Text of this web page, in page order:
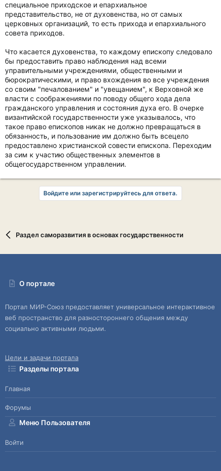
специальное приходское и епархиальное
представительство, не от духовенства, но от самых
церковных организаций, то есть прихода и епархиального
совета приходов.
Что касается духовенства, то каждому епископу следовало
бы предоставить право наблюдения над всеми
управительными учреждениями, общественными и
бюрократическими, и право вхождения во все учреждения
со своим "печалованием" и "увещанием", к Верховной же
власти с соображениями по поводу общего хода дела
гражданского управления и состояния духа его. В очерке
византийской государственности уже указывалось, что
такое право епископов никак не должно превращаться в
обязанность, и пользование им должно быть всецело
предоставлено христианской совести епископа. Переходим
за сим к участию общественных элементов в
общегосударственном управлении.
Войдите или зарегистрируйтесь для ответа.
Раздел саморазвития в основах государственности
О портале
Портал МИР-Союз предоставляет универсальное интерактивное
веб пространство для разностороннего общения между
социально активными людьми.
Цели и задачи портала
Разделы портала
Главная
Форумы
Меню Пользователя
Войти